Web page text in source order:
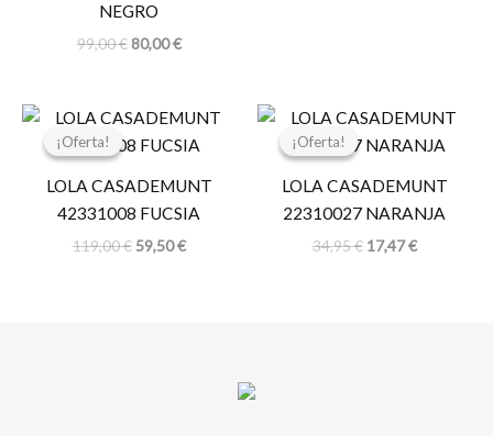
NEGRO
99,00€ 80,00€
¡Oferta!
¡Oferta!
LOLA CASADEMUNT
42331008 FUCSIA
119,00€
El
original
119,00 €.
59,50€
El
actual
59,50 €.
¡Oferta!
¡Oferta!
LOLA CASADEMUNT
22310027 NARANJA
34,95€
El
original
34,95 €.
17,47€
El
actual
17,47 €.